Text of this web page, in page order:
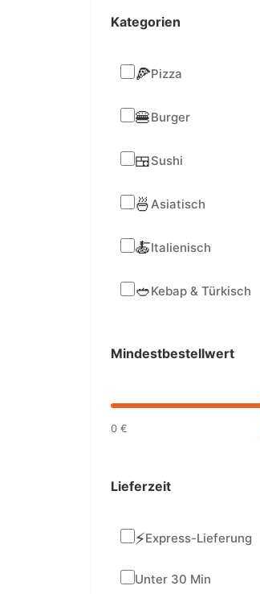
Kategorien
🍕Pizza
🍔Burger
🍱Sushi
🍜Asiatisch
🍝Italienisch
🥙Kebap & Türkisch
Mindestbestellwert
0 €
Lieferzeit
⚡Express-Lieferung
Unter 30 Min